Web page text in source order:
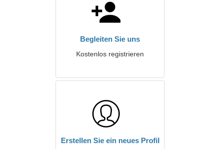
Begleiten Sie uns
Kostenlos registrieren
Erstellen Sie ein neues Profil